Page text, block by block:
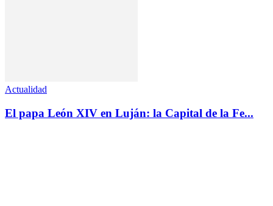
Actualidad
El papa León XIV en Luján: la Capital de la Fe...